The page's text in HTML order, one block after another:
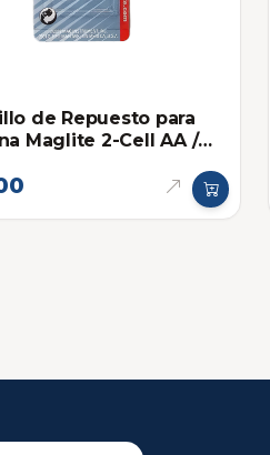
de Repuesto para
Maglite 2-Cell AA /